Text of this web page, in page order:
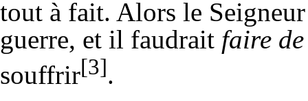
tout à fait. Alors le
guerre, et il faudrait faire
souffrir[3].